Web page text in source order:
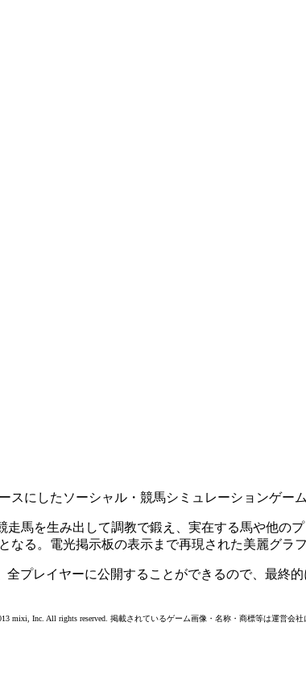
スにしたソーシャル・競馬シミュレーションゲーム
馬を生み出して調教で鍛え、実在する馬や他の
る。電光掲示板の表示まで再現された美麗グラ
全プレイヤーに公開することができるので、最終
mixi, Inc. All rights reserved. 掲載されているゲーム画像・名称・商標等は運営